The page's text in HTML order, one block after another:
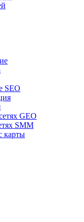
SEO
GEO
SMM
карты